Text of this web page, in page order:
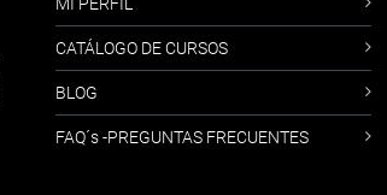
CATÁLOGO DE CURSOS
BLOG
FAQ´s -PREGUNTAS FRECUENTES